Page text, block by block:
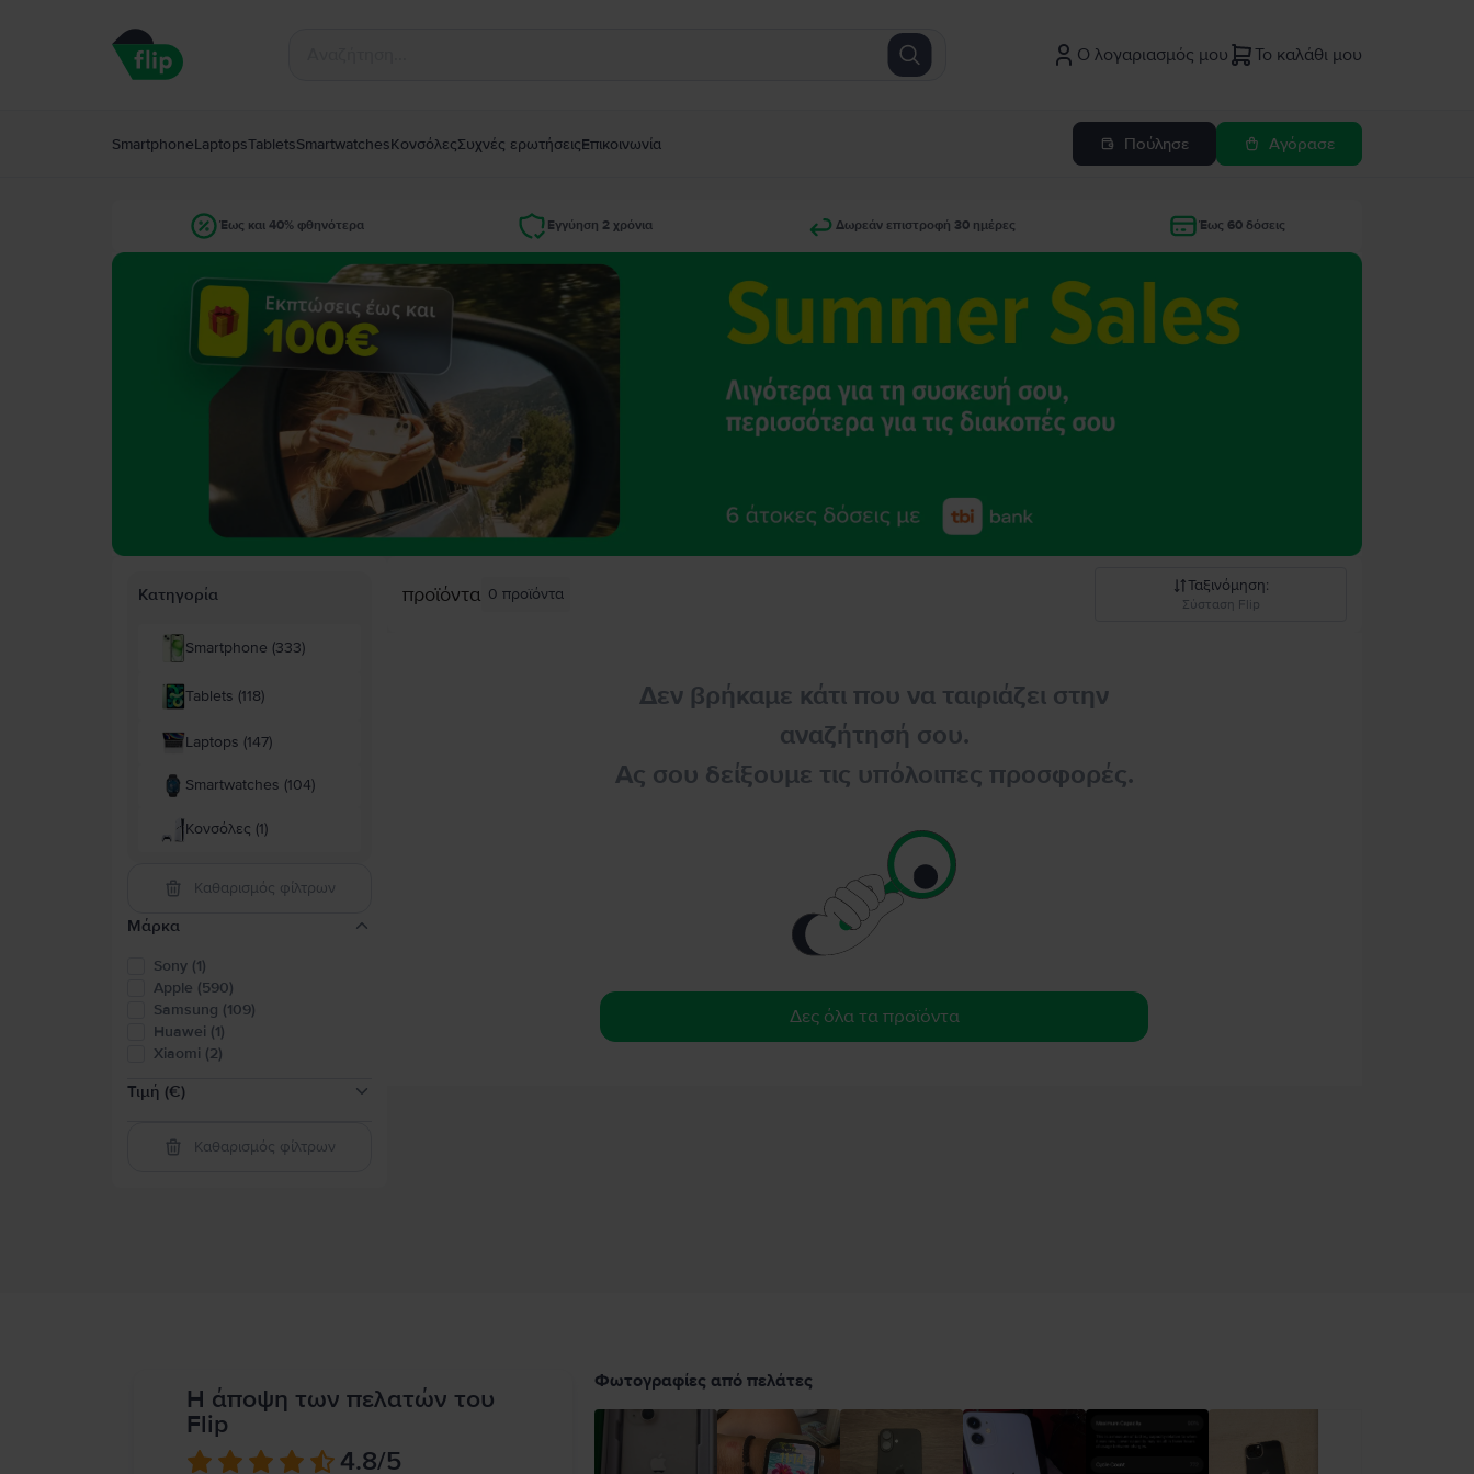
Ο λογαριασμός μου Το καλάθι μου
SmartphoneLaptopsTabletsSmartwatchesΚονσόλεςΣυχνές ερωτήσειςΕπικοινωνία Πούλησε Αγόρασε
Έως και 40% φθηνότερα Εγγύηση 2 χρόνια Δωρεάν επιστροφή 30 ημέρες Έως 60 δόσεις
Κατηγορία
Smartphone (333)
Tablets (118)
Laptops (147)
Smartwatches (104)
Κονσόλες (1)
Καθαρισμός φίλτρων
Μάρκα
Sony (1)
Apple (590)
Samsung (109)
Huawei (1)
Xiaomi (2)
Τιμή (€)
Καθαρισμός φίλτρων
προϊόντα 0 προϊόντα Ταξινόμηση:
Σύσταση Flip
Δεν βρήκαμε κάτι που να ταιριάζει στην
αναζήτησή σου.
Ας σου δείξουμε τις υπόλοιπες προσφορές.
Δες όλα τα προϊόντα
Η άποψη των πελατών του
Flip
4.8/5
Φωτογραφίες από πελάτες